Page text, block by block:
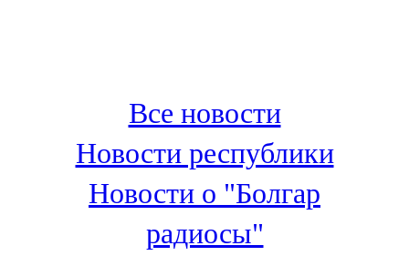
100,3 FM
Зәй
106,6 FM
Кадыбаш
Все новости
Новости республики
Новости о "Болгар
радиосы"